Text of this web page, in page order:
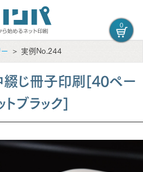
0
ー 実例No.244
じ冊子印刷[40ペー
トブラック]